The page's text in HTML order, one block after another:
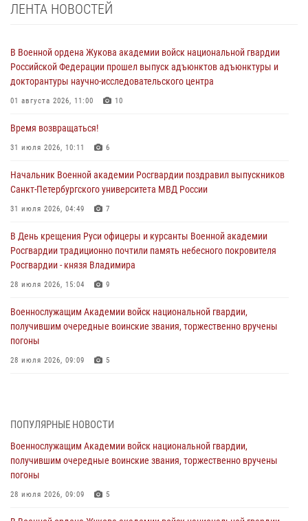
ЛЕНТА НОВОСТЕЙ
В Военной ордена Жукова академии войск национальной гвардии
Российской Федерации прошел выпуск адъюнктов адъюнктуры и
докторантуры научно-исследовательского центра
01 августа 2026, 11:00 10
Время возвращаться!
31 июля 2026, 10:11 6
Начальник Военной академии Росгвардии поздравил выпускников
Санкт-Петербургского университета МВД России
31 июля 2026, 04:49 7
В День крещения Руси офицеры и курсанты Военной академии
Росгвардии традиционно почтили память небесного покровителя
Росгвардии - князя Владимира
28 июля 2026, 15:04 9
Военнослужащим Академии войск национальной гвардии,
получившим очередные воинские звания, торжественно вручены
погоны
28 июля 2026, 09:09 5
27 июля 2026, 14:49 7
Военная академия информирует!
23 июля 2026, 04:51
Курсант Военной академии войск национальной гвардии принял
ПОПУЛЯРНЫЕ НОВОСТИ
Военнослужащим Академии войск национальной гвардии,
получившим очередные воинские звания, торжественно вручены
погоны
28 июля 2026, 09:09 5